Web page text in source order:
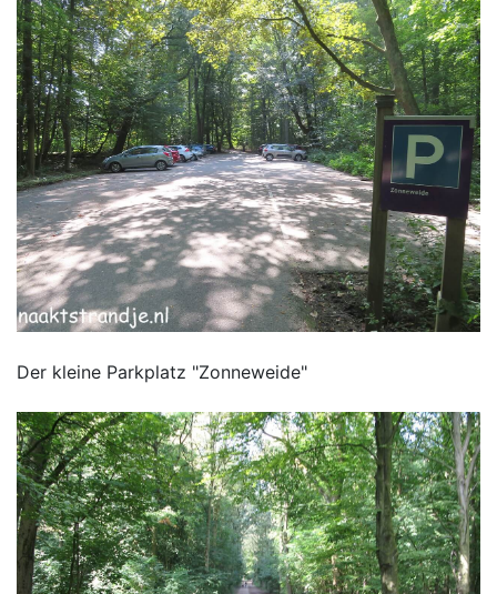
Der kleine Parkplatz "Zonneweide"